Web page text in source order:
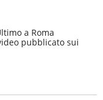
a Roma
pubblicato sui